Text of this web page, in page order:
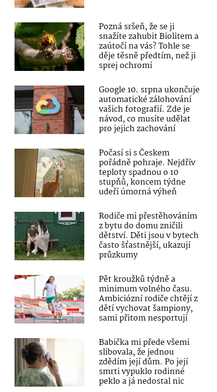
Pozná sršeň, že se ji
snažíte zahubit Biolitem a
zaútočí na vás? Tohle se
děje těsně předtím, než ji
sprej ochromí
Google 10. srpna ukončuje
automatické zálohování
vašich fotografií. Zde je
návod, co musíte udělat
pro jejich zachování
Počasí si s Českem
pořádně pohraje. Nejdřív
teploty spadnou o 10
stupňů, koncem týdne
udeří úmorná výheň
Rodiče mi přestěhováním
z bytu do domu zničili
dětství. Děti jsou v bytech
často šťastnější, ukazují
průzkumy
Pět kroužků týdně a
minimum volného času.
Ambiciózní rodiče chtějí z
dětí vychovat šampiony,
sami přitom nesportují
Babička mi přede všemi
slibovala, že jednou
zdědím její dům. Po její
smrti vypuklo rodinné
peklo a já nedostal nic